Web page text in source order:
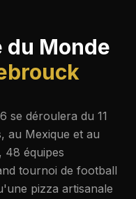
du Monde
se déroulera du 11
au Mexique et au
48 équipes
tournoi de football
pizza artisanale